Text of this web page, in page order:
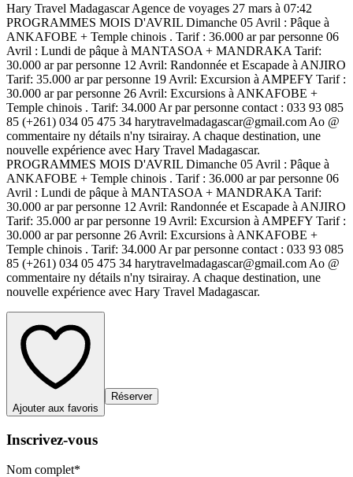
Hary Travel Madagascar Agence de voyages 27 mars à 07:42
PROGRAMMES MOIS D'AVRIL Dimanche 05 Avril : Pâque à
ANKAFOBE + Temple chinois . Tarif : 36.000 ar par personne 06
Avril : Lundi de pâque à MANTASOA + MANDRAKA Tarif:
30.000 ar par personne 12 Avril: Randonnée et Escapade à ANJIRO
Tarif: 35.000 ar par personne 19 Avril: Excursion à AMPEFY Tarif :
30.000 ar par personne 26 Avril: Excursions à ANKAFOBE +
Temple chinois . Tarif: 34.000 Ar par personne contact : 033 93 085
85 (+261) 034 05 475 34 harytravelmadagascar@gmail.com Ao @
commentaire ny détails n'ny tsirairay. A chaque destination, une
nouvelle expérience avec Hary Travel Madagascar.
PROGRAMMES MOIS D'AVRIL Dimanche 05 Avril : Pâque à
ANKAFOBE + Temple chinois . Tarif : 36.000 ar par personne 06
Avril : Lundi de pâque à MANTASOA + MANDRAKA Tarif:
30.000 ar par personne 12 Avril: Randonnée et Escapade à ANJIRO
Tarif: 35.000 ar par personne 19 Avril: Excursion à AMPEFY Tarif :
30.000 ar par personne 26 Avril: Excursions à ANKAFOBE +
Temple chinois . Tarif: 34.000 Ar par personne contact : 033 93 085
85 (+261) 034 05 475 34 harytravelmadagascar@gmail.com Ao @
commentaire ny détails n'ny tsirairay. A chaque destination, une
nouvelle expérience avec Hary Travel Madagascar.
Ajouter aux favoris
Réserver
Inscrivez-vous
Nom complet*